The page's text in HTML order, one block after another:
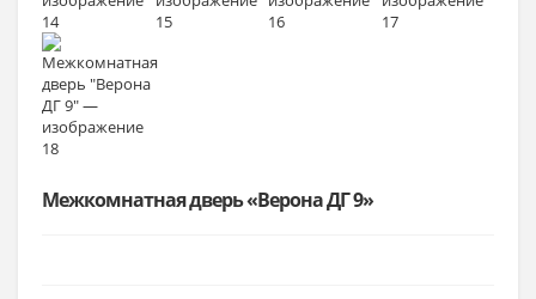
Межкомнатная дверь «Верона ДГ 9»